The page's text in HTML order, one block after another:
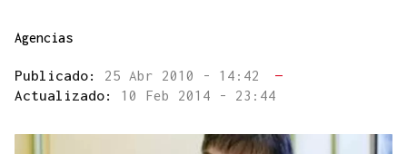
Agencias
Publicado: 25 Abr 2010 - 14:42
—
Actualizado: 10 Feb 2014 - 23:44